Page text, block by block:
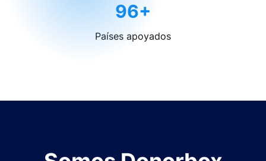
96+
Países apoyados